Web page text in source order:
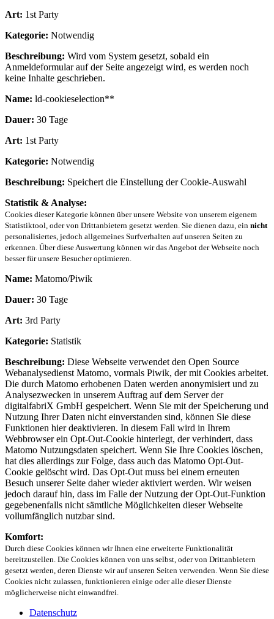
Art: 1st Party
Kategorie: Notwendig
Beschreibung: Wird vom System gesetzt, sobald ein
Anmeldeformular auf der Seite angezeigt wird, es werden noch
keine Inhalte geschrieben.
Name: ld-cookieselection**
Dauer: 30 Tage
Art: 1st Party
Kategorie: Notwendig
Beschreibung: Speichert die Einstellung der Cookie-Auswahl
Statistik & Analyse:
Cookies dieser Kategorie können über unsere Website von unserem eigenem
Statistiktool, oder von Drittanbietern gesetzt werden. Sie dienen dazu, ein nicht
personalisiertes, jedoch allgemeines Surfverhalten auf unseren Seiten zu
erkennen. Über diese Auswertung können wir das Angebot der Webseite noch
besser für unsere Besucher optimieren.
Name: Matomo/Piwik
Dauer: 30 Tage
Art: 3rd Party
Kategorie: Statistik
Beschreibung: Diese Webseite verwendet den Open Source
Webanalysedienst Matomo, vormals Piwik, der mit Cookies arbeitet.
Die durch Matomo erhobenen Daten werden anonymisiert und zu
Analysezwecken in unserem Auftrag auf dem Server der
digitalfabriX GmbH gespeichert. Wenn Sie mit der Speicherung und
Nutzung Ihrer Daten nicht einverstanden sind, können Sie diese
Funktionen hier deaktivieren. In diesem Fall wird in Ihrem
Webbrowser ein Opt-Out-Cookie hinterlegt, der verhindert, dass
Matomo Nutzungsdaten speichert. Wenn Sie Ihre Cookies löschen,
hat dies allerdings zur Folge, dass auch das Matomo Opt-Out-
Cookie gelöscht wird. Das Opt-Out muss bei einem erneuten
Besuch unserer Seite daher wieder aktiviert werden. Wir weisen
jedoch darauf hin, dass im Falle der Nutzung der Opt-Out-Funktion
gegebenenfalls nicht sämtliche Möglichkeiten dieser Webseite
vollumfänglich nutzbar sind.
Komfort:
Durch diese Cookies können wir Ihnen eine erweiterte Funktionalität
bereitzustellen. Die Cookies können von uns selbst, oder von Drittanbietern
gesetzt werden, deren Dienste wir auf unseren Seiten verwenden. Wenn Sie diese
Cookies nicht zulassen, funktionieren einige oder alle dieser Dienste
möglicherweise nicht einwandfrei.
Datenschutz